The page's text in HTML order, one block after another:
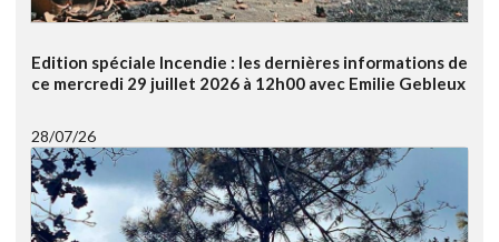
Edition spéciale Incendie : les dernières informations de
ce mercredi 29 juillet 2026 à 12h00 avec Emilie Gebleux
28/07/26